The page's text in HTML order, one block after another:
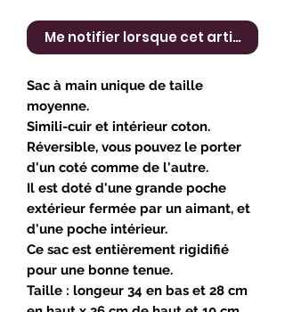
Me notifier lorsque cet article est
Sac à main unique de taille
moyenne.
Simili-cuir et intérieur coton.
Réversible, vous pouvez le porter
d'un coté comme de l'autre.
Il est doté d'une grande poche
extérieur fermée par un aimant, et
d'une poche intérieur.
Ce sac est entièrement rigidifié
pour une bonne tenue.
Taille : longeur 34 en bas et 28 cm